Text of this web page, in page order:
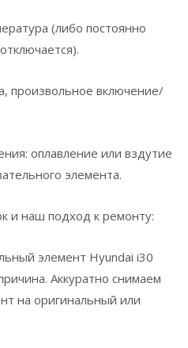
(либо постоянно
произвольное включение/
оплавление или вздутие
элемента.
и наш подход к ремонту:
элемент Hyundai i30
Аккуратно снимаем
на оригинальный или